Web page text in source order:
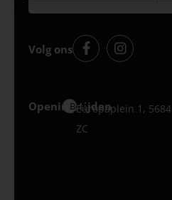
Volg ons
Openingstijden
Best
Europaplein 1, 5684
ZC